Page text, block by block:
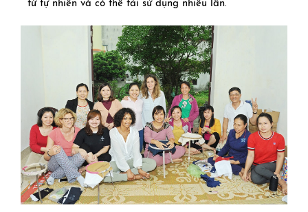
từ tự nhiên và có thể tái sử dụng nhiều lần.